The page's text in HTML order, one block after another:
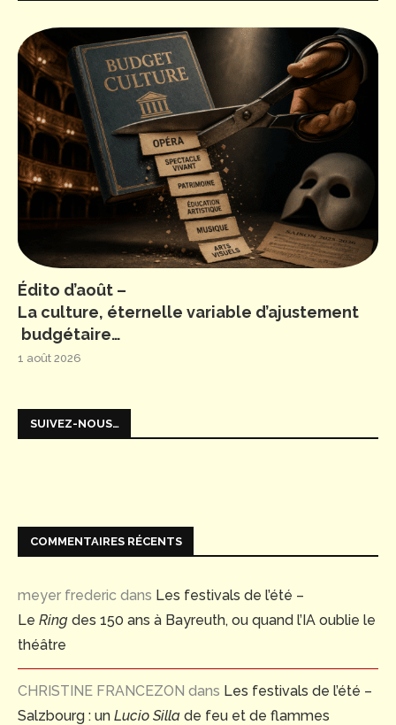
Édito d’août –
La culture, éternelle variable d’ajustement
budgétaire…
1 août 2026
SUIVEZ-NOUS…
COMMENTAIRES RÉCENTS
meyer frederic dans Les festivals de l’été –
Le Ring des 150 ans à Bayreuth, ou quand l’IA oublie le
théâtre
CHRISTINE FRANCEZON dans Les festivals de l’été –
Salzbourg : un Lucio Silla de feu et de flammes